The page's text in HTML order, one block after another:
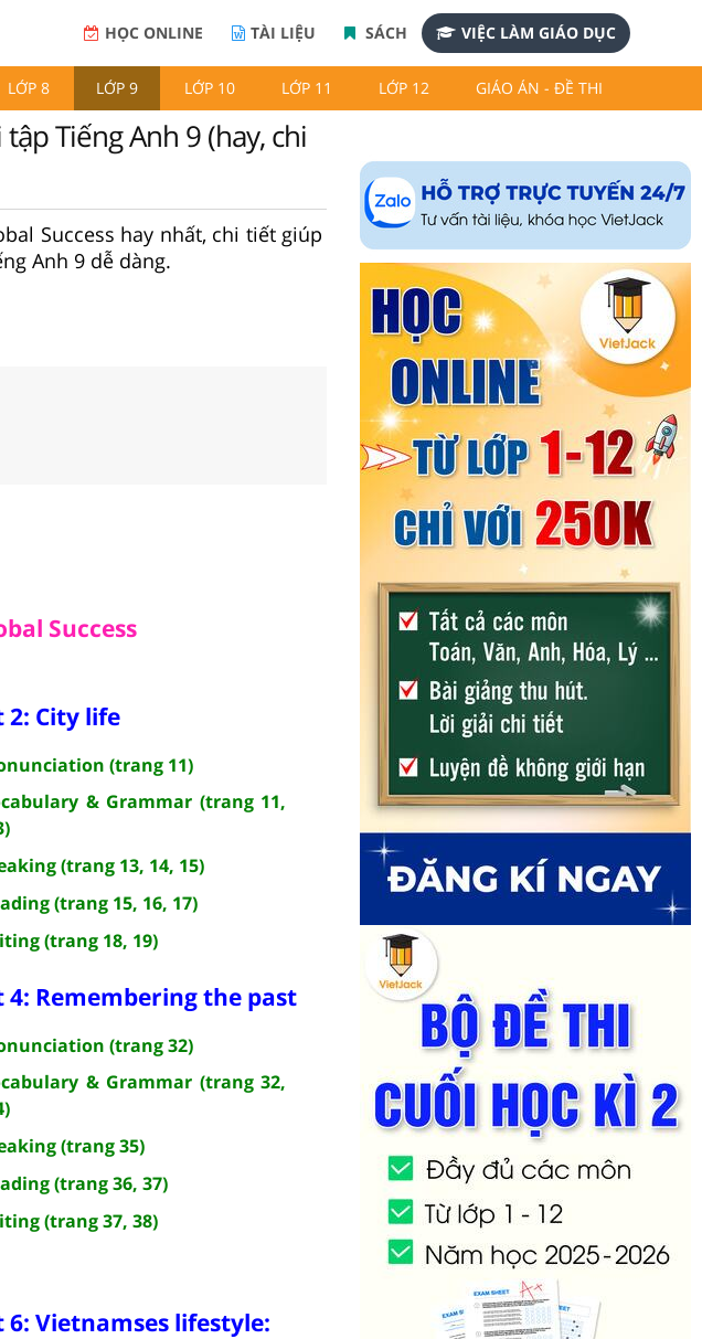
HỌC ONLINE TÀI LIỆU SÁCH VIỆC LÀM GIÁO DỤC
LỚP 8 LỚP 9 LỚP 10 LỚP 11 LỚP 12 GIÁO ÁN - ĐỀ THI
Tiếng Anh 9 (hay, chi
Success hay nhất, chi tiết giúp
Anh 9 dễ dàng.
Success
2: City life
(trang 11)
& Grammar (trang 11,
(trang 13, 14, 15)
(trang 15, 16, 17)
(trang 18, 19)
4: Remembering the past
(trang 32)
& Grammar (trang 32,
(trang 35)
(trang 36, 37)
(trang 37, 38)
6: Vietnamses lifestyle: